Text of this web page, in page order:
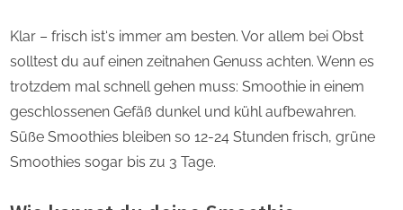
Klar – frisch ist‘s immer am besten. Vor allem bei Obst
solltest du auf einen zeitnahen Genuss achten. Wenn es
trotzdem mal schnell gehen muss: Smoothie in einem
geschlossenen Gefäß dunkel und kühl aufbewahren.
Süße Smoothies bleiben so 12-24 Stunden frisch, grüne
Smoothies sogar bis zu 3 Tage.